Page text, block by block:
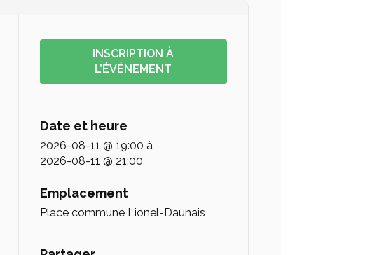
INSCRIPTION À
L’ÉVÉNEMENT
Date et heure
2026-08-11 @ 19:00 à
2026-08-11 @ 21:00
Emplacement
Place commune Lionel-Daunais